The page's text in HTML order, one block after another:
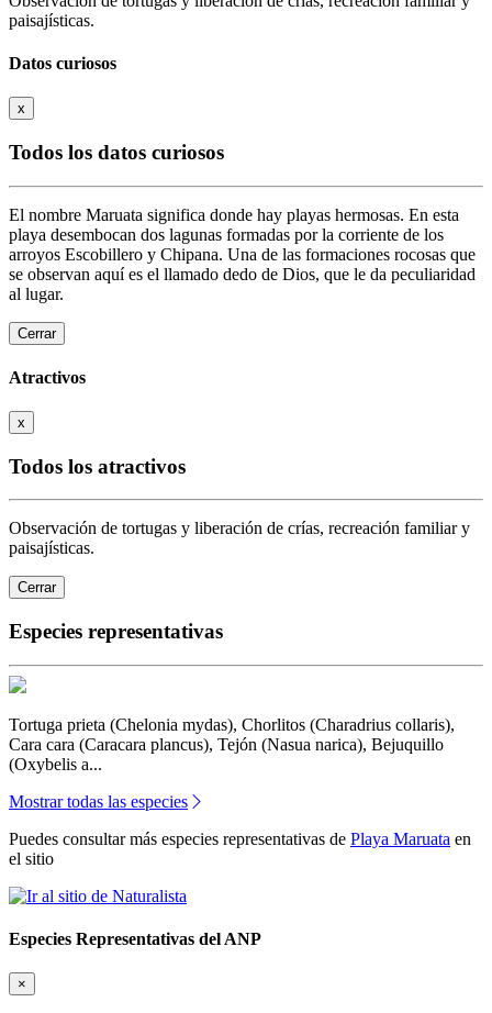
paisajísticas.
Datos curiosos
x
Todos los datos curiosos
El nombre Maruata significa donde hay playas hermosas. En esta
playa desembocan dos lagunas formadas por la corriente de los
arroyos Escobillero y Chipana. Una de las formaciones rocosas que
se observan aquí es el llamado dedo de Dios, que le da peculiaridad
al lugar.
Cerrar
Atractivos
x
Todos los atractivos
Observación de tortugas y liberación de crías, recreación familiar y
paisajísticas.
Cerrar
Especies representativas
Tortuga prieta (Chelonia mydas), Chorlitos (Charadrius collaris),
Cara cara (Caracara plancus), Tejón (Nasua narica), Bejuquillo
(Oxybelis a...
Mostrar todas las especies
Puedes consultar más especies representativas de Playa Maruata en
el sitio
Especies Representativas del ANP
×